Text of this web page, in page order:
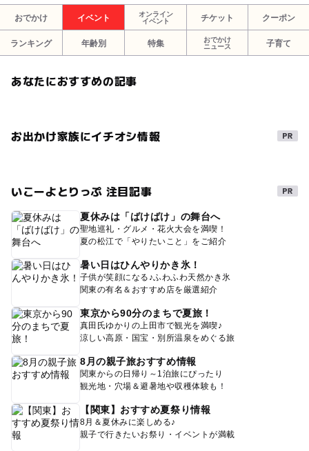
おでかけ イベント
オンライン
イベント
チケット クーポン
ランキング 年齢別 特集
おでかけ
ニュース
子育て
あなたにおすすめの記事
お出かけ家族にイチオシ情報
いこーよとりっぷ 注目記事
夏休みは「ばけばけ」の舞台へ
聖地巡礼・グルメ・花火大会を満喫！
夏の松江で「やりたいこと」をご紹介
暑い日はひんやりかき氷！
子供が笑顔になる♪ふわふわ天然かき氷
関東の有名＆おすすめ店を厳選紹介
東京から90分のまちで夏旅！
真田氏ゆかりの上田市で観光を満喫♪
涼しい高原・国宝・別所温泉をめぐる旅
8月の親子旅おすすめ情報
関東からの日帰り～1泊旅にぴったり
観光地・穴場＆避暑地や収穫体験も！
【関東】おすすめ夏祭り情報
8月＆夏休みに楽しめる♪
親子で行きたいお祭り・イベントが満載